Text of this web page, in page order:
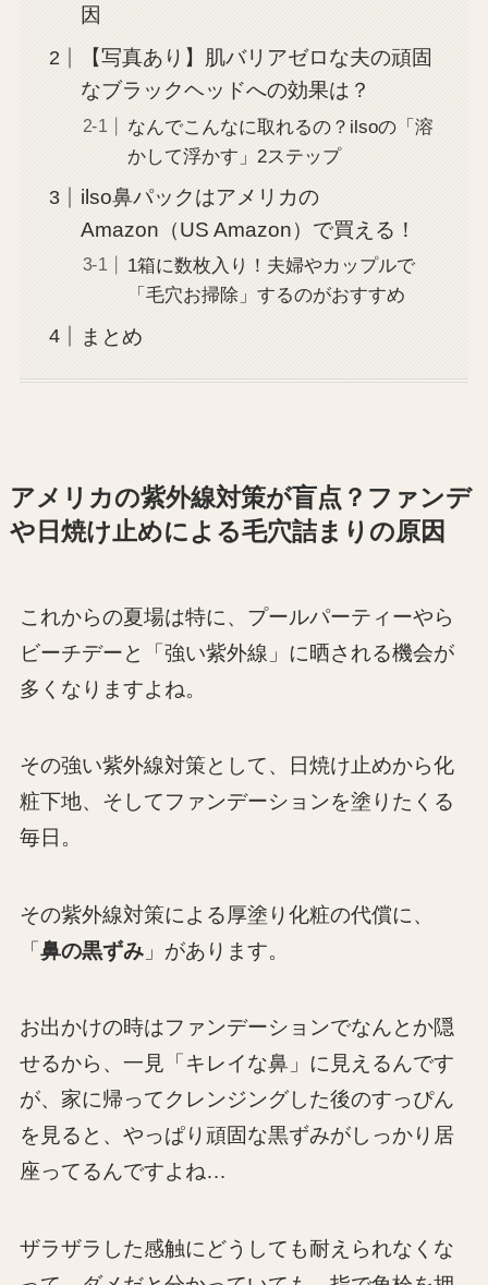
因
【写真あり】肌バリアゼロな夫の頑固
なブラックヘッドへの効果は？
なんでこんなに取れるの？ilsoの「溶
かして浮かす」2ステップ
ilso鼻パックはアメリカの
Amazon（US Amazon）で買える！
1箱に数枚入り！夫婦やカップルで
「毛穴お掃除」するのがおすすめ
まとめ
アメリカの紫外線対策が盲点？ファンデ
や日焼け止めによる毛穴詰まりの原因
これからの夏場は特に、プールパーティーやら
ビーチデーと「強い紫外線」に晒される機会が
多くなりますよね。
その強い紫外線対策として、日焼け止めから化
粧下地、そしてファンデーションを塗りたくる
毎日。
その紫外線対策による厚塗り化粧の代償に、
「鼻の黒ずみ」があります。
お出かけの時はファンデーションでなんとか隠
せるから、一見「キレイな鼻」に見えるんです
が、家に帰ってクレンジングした後のすっぴん
を見ると、やっぱり頑固な黒ずみがしっかり居
座ってるんですよね…
ザラザラした感触にどうしても耐えられなくな